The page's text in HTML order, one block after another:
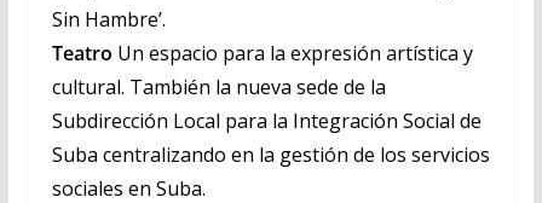
Sin Hambre’.
Teatro Un espacio para la expresión artística y
cultural. También la nueva sede de la
Subdirección Local para la Integración Social de
Suba centralizando en la gestión de los servicios
sociales en Suba.